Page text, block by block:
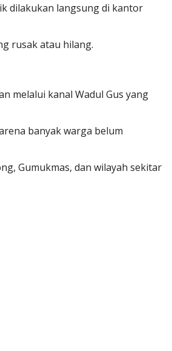
dilakukan langsung di kantor
rusak atau hilang.
melalui kanal Wadul Gus yang
banyak warga belum
Gumukmas, dan wilayah sekitar